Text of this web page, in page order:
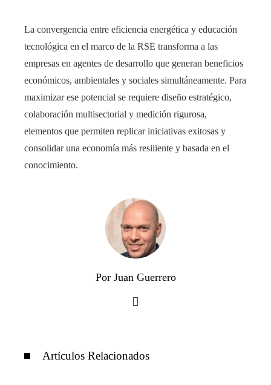
La convergencia entre eficiencia energética y educación
tecnológica en el marco de la RSE transforma a las
empresas en agentes de desarrollo que generan beneficios
económicos, ambientales y sociales simultáneamente. Para
maximizar ese potencial se requiere diseño estratégico,
colaboración multisectorial y medición rigurosa,
elementos que permiten replicar iniciativas exitosas y
consolidar una economía más resiliente y basada en el
conocimiento.
Por Juan Guerrero
Artículos Relacionados